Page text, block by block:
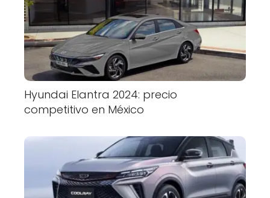
Hyundai Elantra 2024: precio
competitivo en México